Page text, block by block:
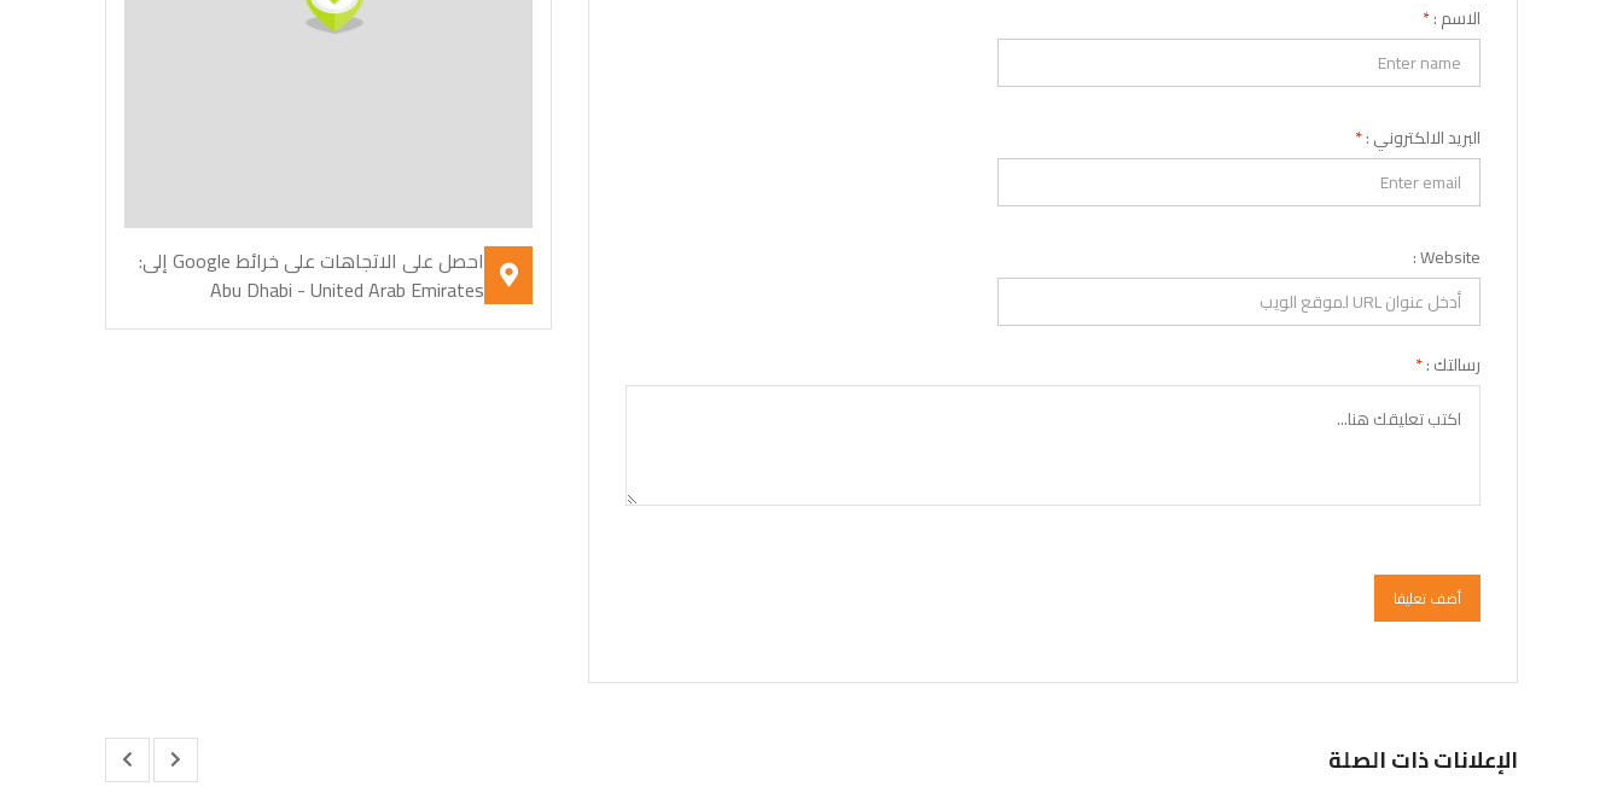
الاسم :*
البريد الالكتروني :*
Website :
رسالتك :*
أضف تعليقا
احصل على الاتجاهات على خرائط Google إلى:
Abu Dhabi - United Arab Emirates
الإعلانات ذات الصلة